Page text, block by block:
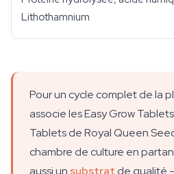
Lithothamnium
Pour un cycle complet de la
associe les Easy Grow
Tablets de Royal Queen
chambre de culture en
aussi un substrat de qualité